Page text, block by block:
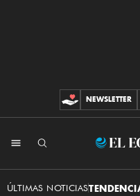
CONTRIBUCIONES
NEWSLETTER
ÚLTIMAS NOTICIAS